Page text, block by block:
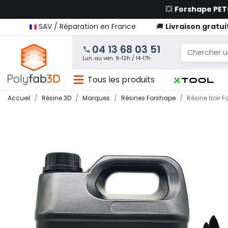
💥 Forshape
SAV / Réparation en France
🚚 Livraison
04 13 68 03 51
Lun. au ven. 9-12h / 14-17h
Tous les produits
Accueil Résine 3D Marques Résines Forshape Résine Noir